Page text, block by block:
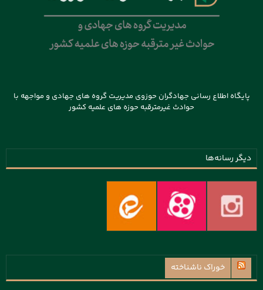
پایگاه اطلاع رسانی جهادگران حوزوی مدیریت گروه های جهادی و مواجهه با
حوادث غیرمترقبه حوزه های علمیه کشور
دیگر رسانه‌ها
خوراک ناشناخته